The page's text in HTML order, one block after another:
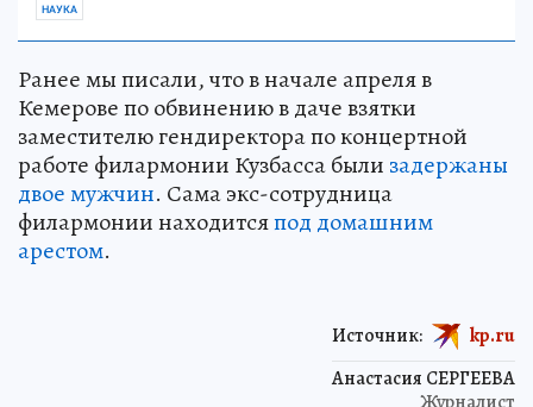
НАУКА
Ранее мы писали, что в начале апреля в
Кемерове по обвинению в даче взятки
заместителю гендиректора по концертной
работе филармонии Кузбасса были задержаны
двое мужчин. Сама экс-сотрудница
филармонии находитсяпод домашним
арестом.
Анастасия СЕРГЕЕВА
Источник: kp.ru